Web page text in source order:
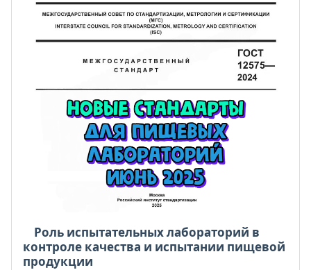
Роль испытательных лабораторий в
контроле качества и испытании пищевой
продукции